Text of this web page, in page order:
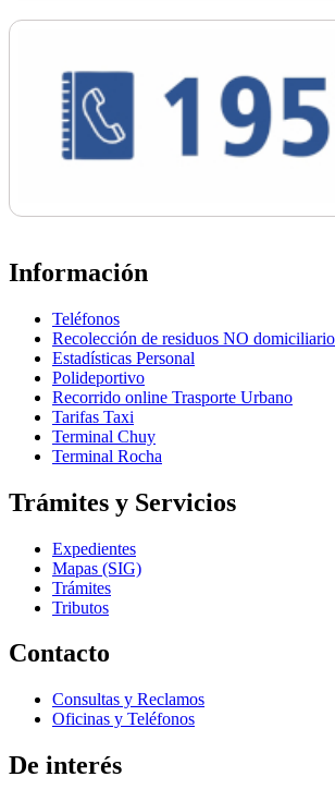
Información
Teléfonos
Recolección de residuos NO
Estadísticas Personal
Polideportivo
Recorrido online Trasporte Urbano
Tarifas Taxi
Terminal Chuy
Terminal Rocha
Trámites y Servicios
Expedientes
Mapas (SIG)
Trámites
Tributos
Contacto
Consultas y Reclamos
Oficinas y Teléfonos
De interés